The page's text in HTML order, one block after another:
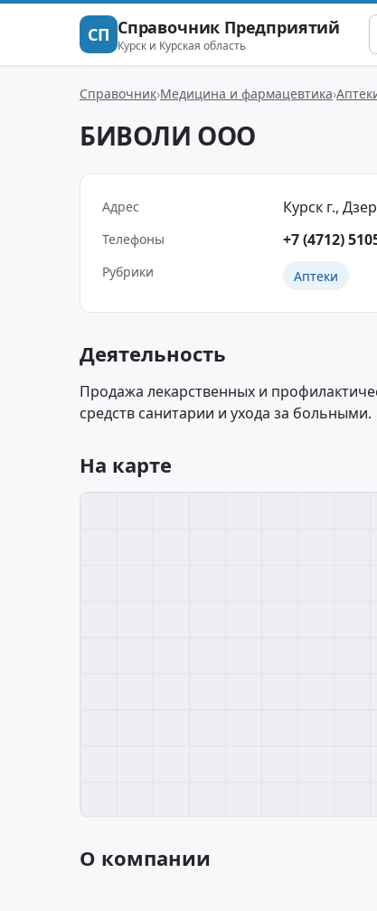
СП Справочник Предприятий
Курск и Курская область
Справочник Медицина и фармацевтика
БИВОЛИ ООО
Адрес Курск г.,
Телефоны +7 (4712)
Рубрики Аптеки
Деятельность
Продажа лекарственных и
средств санитарии и ухода за больными.
На карте
О компании